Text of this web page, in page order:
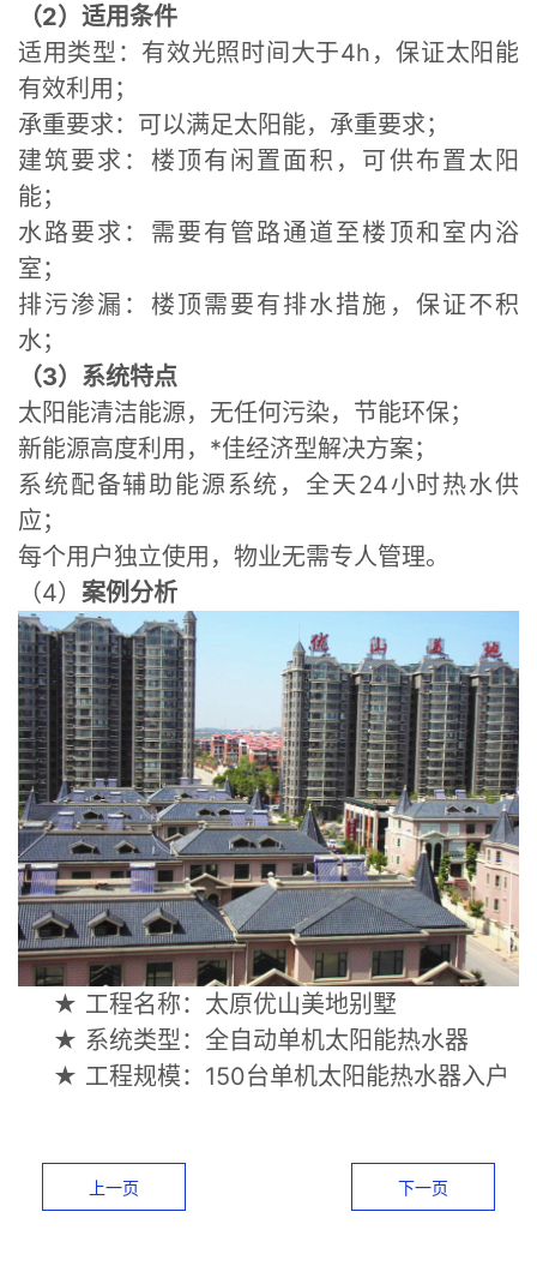
（2）适用条件
适用类型：有效光照时间大于4h，保证太阳能
有效利用；
承重要求：可以满足太阳能，承重要求；
建筑要求：楼顶有闲置面积，可供布置太阳
能；
水路要求：需要有管路通道至楼顶和室内浴
室；
排污渗漏：楼顶需要有排水措施，保证不积
水；
（3）系统特点
太阳能清洁能源，无任何污染，节能环保；
新能源高度利用，*佳经济型解决方案；
系统配备辅助能源系统，全天24小时热水供
应；
每个用户独立使用，物业无需专人管理。
（4） 案例分析
★ 工程名称：太原优山美地别墅
★ 系统类型：全自动单机太阳能热水器
★ 工程规模：150台单机太阳能热水器入户
上一页 下一页